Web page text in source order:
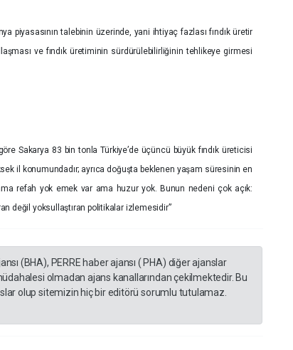
piyasasının talebinin üzerinde, yani ihtiyaç fazlası fındık üretir
ve fındık üretiminin sürdürülebilirliğinin tehlikeye girmesi
Sakarya 83 bin tonla Türkiye’de üçüncü büyük fındık üreticisi
il konumundadır; ayrıca doğuşta beklenen yaşam süresinin en
refah yok emek var ama huzur yok. Bunun nedeni çok açık:
değil yoksullaştıran politikalar izlemesidir”
(BHA), PERRE haber ajansı ( PHA) diğer ajanslar
olmadan ajans kanallarından çekilmektedir. Bu
olup sitemizin hiç bir editörü sorumlu tutulamaz.